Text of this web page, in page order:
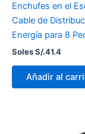
Enchufes en el
Cable de
Energía para 8
Soles S/.41.4
Añadir al